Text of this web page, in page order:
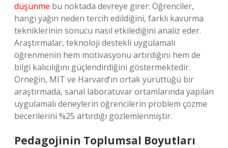
düşünme bu noktada devreye girer: Öğrenciler,
hangi yağın neden tercih edildiğini, farklı kavurma
tekniklerinin sonucu nasıl etkilediğini analiz eder.
Araştırmalar, teknoloji destekli uygulamalı
öğrenmenin hem motivasyonu artırdığını hem de
bilgi kalıcılığını güçlendirdiğini göstermektedir.
Örneğin, MIT ve Harvard’ın ortak yürüttüğü bir
araştırmada, sanal laboratuvar ortamlarında yapılan
uygulamalı deneylerin öğrencilerin problem çözme
becerilerini %25 artırdığı gözlemlenmiştir.
Pedagojinin Toplumsal Boyutları